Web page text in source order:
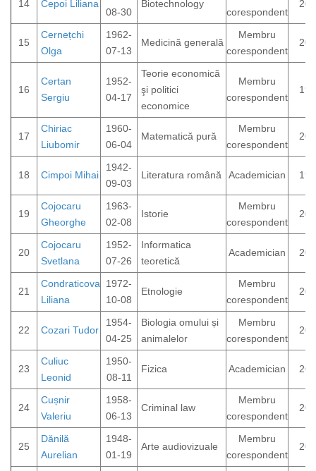
14 Cepoi Liliana
08-30
Biotechnology
corespondent
15
Cernețchi
Olga
1962-
07-13
Medicină generală
Membru
corespondent
16
Certan
Sergiu
1952-
04-17
Teorie economică
şi politici
economice
Membru
corespondent
17
Chiriac
Liubomir
1960-
06-04
Matematică pură
Membru
corespondent
18 Cimpoi Mihai
1942-
09-03
Literatura română Academician
19
Cojocaru
Gheorghe
1963-
02-08
Istorie
Membru
corespondent
20
Cojocaru
Svetlana
1952-
07-26
Informatica
teoretică
Academician
21
Condraticova
Liliana
1972-
10-08
Etnologie
Membru
corespondent
22 Cozari Tudor
1954-
04-25
Biologia omului și
animalelor
Membru
corespondent
23
Culiuc
Leonid
1950-
08-11
Fizica Academician
24
Cușnir
Valeriu
1958-
06-13
Criminal law
Membru
corespondent
25
Dănilă
Aurelian
1948-
01-19
Arte audiovizuale
Membru
corespondent